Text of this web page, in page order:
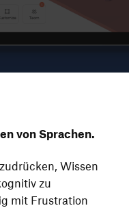
von Sprachen.
Wissen
zu
mit Frustration